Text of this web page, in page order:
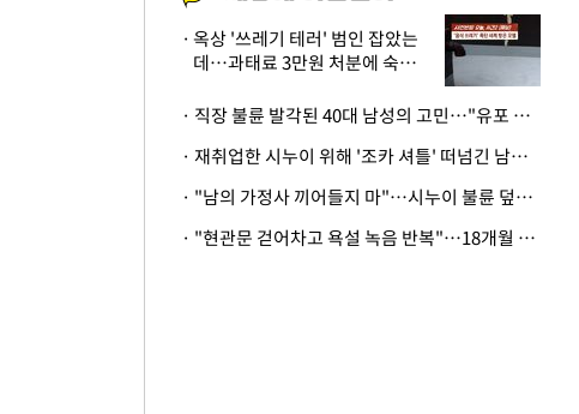
옥상 '쓰레기 테러' 범인 잡았는
데…과태료 3만원 처분에 숙박업
· 직장 불륜 발각된 40대 남성의 고민…"유포 동료 명예훼손·협박죄 고소 가능할까"
· 재취업한 시누이 위해 '조카 셔틀' 떠넘긴 남편…아내 "난 못한다"
· "남의 가정사 끼어들지 마"…시누이 불륜 덮으려는 남편에 억울한 아내
· "현관문 걷어차고 욕설 녹음 반복"…18개월 아기 키우는 집 뒤흔든 '앞집의 비극'